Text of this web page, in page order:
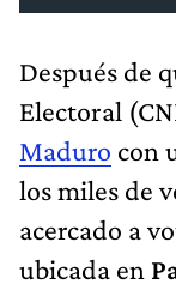
Después de
Electoral
Maduro con
los miles de
acercado a
ubicada en